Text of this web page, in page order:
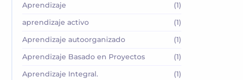
Aprendizaje
(1)
aprendizaje activo
(1)
Aprendizaje autoorganizado
(1)
Aprendizaje Basado en Proyectos
(1)
Aprendizaje Integral.
(1)